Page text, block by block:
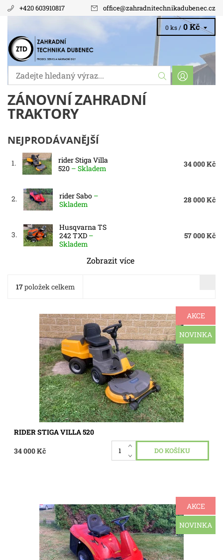
+420 603910817 office@zahradnitechnikadubenec.cz
0 ks / 0 Kč
ZÁNOVNÍ ZAHRADNÍ
TRAKTORY
NEJPRODÁVANĚJŠÍ
1.
rider Stiga Villa
520 – Skladem 34 000 Kč
2. rider Sabo –
Skladem
28 000 Kč
3.
Husqvarna TS
242 TXD –
Skladem
57 000 Kč
Zobrazit více
17položek celkem
AKCE
NOVINKA
Zahradní traktůrek Stiga Villa 520 HST, motor
Briggs&Straton 12 hp, pojezd hydrostatická převodovka,
záběr sečení 90 cm, traktůrek má nové řemeny na pojezd i
sečení, vyměněn...
Dostupnost:
Skladem 1 ks
3388
RIDER STIGA VILLA 520
34 000 Kč
AKCE
NOVINKA
Zahradní traktůrek Sabo ( Castelgarden F 72 , Stiga ) motor
Briggs 11,5 Hp, pojezd hydrostatická převodovka, sečení
záběr 72 cm, koš, traktůrek má nový olej v motoru, nový
Dostupnost:
Skladem 1 ks
3385